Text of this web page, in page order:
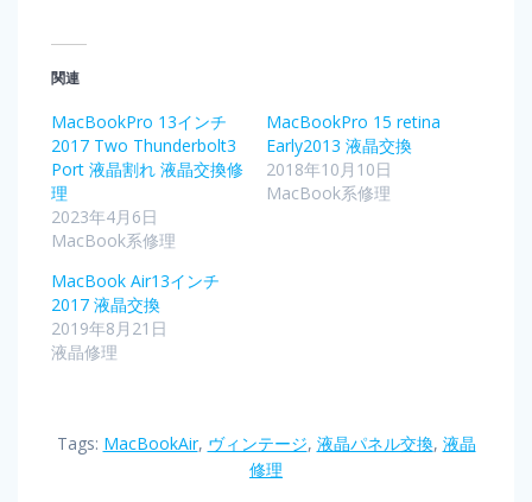
関連
MacBookPro 13インチ
2017 Two Thunderbolt3
Port 液晶割れ 液晶交換修
理
2023年4月6日
MacBook系修理
MacBookPro 15 retina
Early2013 液晶交換
2018年10月10日
MacBook系修理
MacBook Air13インチ
2017 液晶交換
2019年8月21日
液晶修理
Tags: MacBookAir, ヴィンテージ, 液晶パネル交換, 液晶
修理